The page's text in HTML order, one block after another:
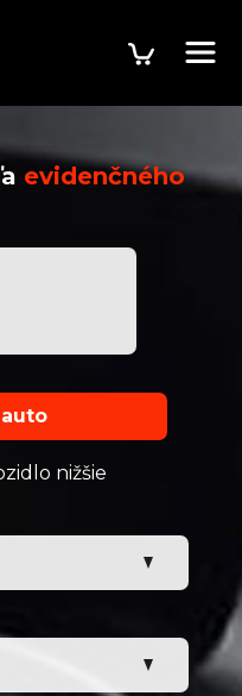
evidenčného
nižšie